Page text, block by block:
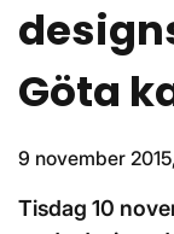
Göta
9 november
Tisdag 10